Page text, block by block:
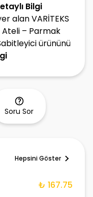
Bilgi
alan VARİTEKS
Ateli – Parmak
ürününü
Soru Sor
Hepsini Göster
₺ 167.75